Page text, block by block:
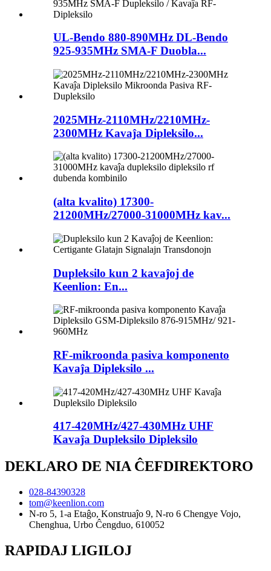
UL-Bendo 880-890MHz DL-Bendo
925-935MHz SMA-F Duobla...
2025MHz-2110MHz/2210MHz-
2300MHz Kavaĵa Dipleksilo...
(alta kvalito) 17300-
21200MHz/27000-31000MHz kav...
Dupleksilo kun 2 kavaĵoj de
Keenlion: En...
RF-mikroonda pasiva komponento
Kavaĵa Dipleksilo ...
417-420MHz/427-430MHz UHF
Kavaĵa Dupleksilo Dipleksilo
DEKLARO DE NIA ĈEFDIREKTORO
028-84390328
tom@keenlion.com
N-ro 5, 1-a Etaĝo, Konstruaĵo 9, N-ro 6 Chengye Vojo,
Chenghua, Urbo Ĉengduo, 610052
RAPIDAJ LIGILOJ